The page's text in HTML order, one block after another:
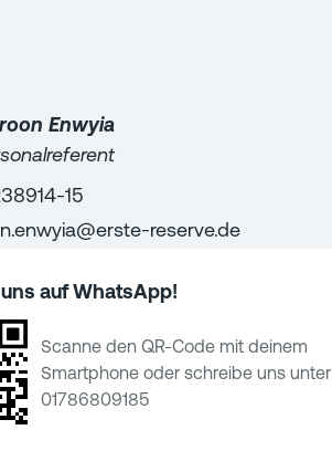
Enwyia
15
reserve.de
auf WhatsApp!
Scanne den QR-Code mit deinem
Smartphone oder schreibe uns unter
01786809185